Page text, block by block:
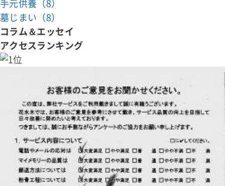
手元供養（8）
墓じまい（8）
コラム＆エッセイ
アクセスランキング